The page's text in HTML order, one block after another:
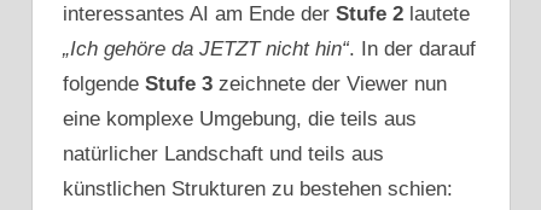
interessantes AI am Ende der Stufe 2 lautete
„Ich gehöre da JETZT nicht hin“. In der darauf
folgende Stufe 3 zeichnete der Viewer nun
eine komplexe Umgebung, die teils aus
natürlicher Landschaft und teils aus
künstlichen Strukturen zu bestehen schien: